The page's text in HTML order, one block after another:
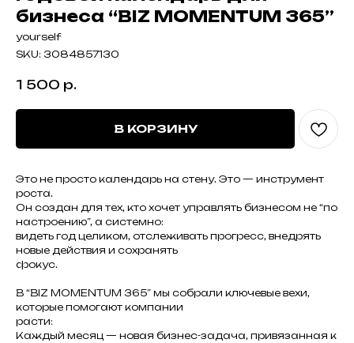
бизнеса “BIZ MOMENTUM 365”
yourself
SKU: 3084857130
1 500 р.
В КОРЗИНУ
Это не просто календарь на стену. Это — инструмент
роста.
Он создан для тех, кто хочет управлять бизнесом не “по
настроению”, а системно:
видеть год целиком, отслеживать прогресс, внедрять
новые действия и сохранять
фокус.
В “BIZ MOMENTUM 365” мы собрали ключевые вехи,
которые помогают компании
расти:
Каждый месяц — новая бизнес-задача, привязанная к